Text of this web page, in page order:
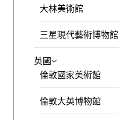
大林美術館
三星現代藝術博物館
英國
倫敦國家美術館
倫敦大英博物館